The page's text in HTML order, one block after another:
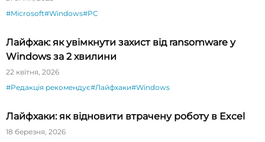
#Microsoft#Windows#PC
Лайфхак: як увімкнути захист від ransomware у
Windows за 2 хвилини
22 квітня, 2026
#Редакція рекомендує#Лайфхаки#Windows
Лайфхаки: як відновити втрачену роботу в Excel
18 березня, 2026